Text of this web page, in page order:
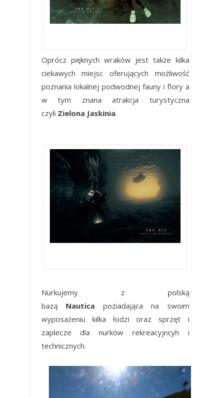
Oprócz pięknych wraków jest także kilka
ciekawych miejsc oferujących możliwość
poznania lokalnej podwodnej fauny i flory a
w tym znana atrakcja turystyczna
czyli Zielona Jaskinia.
Nurkujemy z polską
bazą Nautica poziadająca na swoim
wyposażeniu kilka łodzi oraz sprzęt i
zaplecze dla nurków rekreacyjncyh i
technicznych.